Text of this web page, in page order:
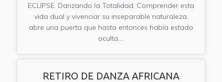
ECLIPSE. Danzando la Totalidad. Comprender esta
vida dual y vivenciar su inseparable naturaleza,
abre una puerta que hasta entonces había estado
oculta,…
RETIRO DE DANZA AFRICANA